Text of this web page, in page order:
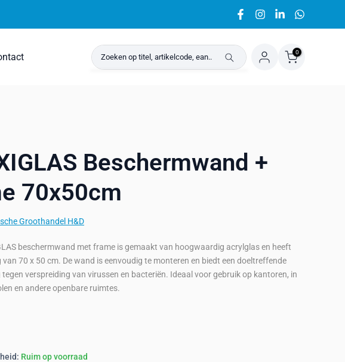
0
Beschermwand +
70x50cm
Groothandel H&D
beschermwand met frame is gemaakt van hoogwaardig acrylglas en heeft
70 x 50 cm. De wand is eenvoudig te monteren en biedt een doeltreffende
tegen verspreiding van virussen en bacteriën. Ideaal voor gebruik op kantoren, in
en andere openbare ruimtes.
Ruim op voorraad